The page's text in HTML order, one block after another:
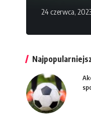
24 czerwca,